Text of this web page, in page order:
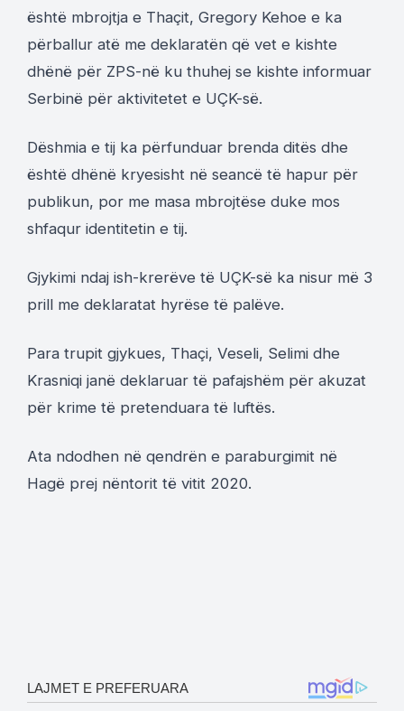
është mbrojtja e Thaçit, Gregory Kehoe e ka
përballur atë me deklaratën që vet e kishte
dhënë për ZPS-në ku thuhej se kishte informuar
Serbinë për aktivitetet e UÇK-së.
Dëshmia e tij ka përfunduar brenda ditës dhe
është dhënë kryesisht në seancë të hapur për
publikun, por me masa mbrojtëse duke mos
shfaqur identitetin e tij.
Gjykimi ndaj ish-krerëve të UÇK-së ka nisur më 3
prill me deklaratat hyrëse të palëve.
Para trupit gjykues, Thaçi, Veseli, Selimi dhe
Krasniqi janë deklaruar të pafajshëm për akuzat
për krime të pretenduara të luftës.
Ata ndodhen në qendrën e paraburgimit në
Hagë prej nëntorit të vitit 2020.